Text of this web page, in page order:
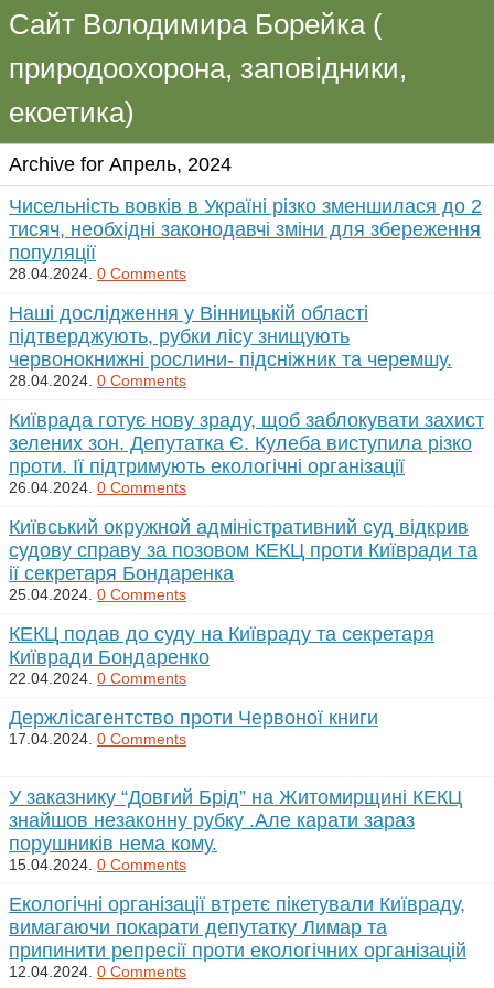
Сайт Володимира Борейка (
природоохорона, заповідники,
екоетика)
Archive for Апрель, 2024
Чисельність вовків в Україні різко зменшилася до 2
тисяч, необхідні законодавчі зміни для збереження
популяції
28.04.2024. 0 Comments
Наші дослідження у Вінницькій області
підтверджують, рубки лісу знищують
червонокнижні рослини- підсніжник та черемшу.
28.04.2024. 0 Comments
Київрада готує нову зраду, щоб заблокувати захист
зелених зон. Депутатка Є. Кулеба виступила різко
проти. Ії підтримують екологічні організації
26.04.2024. 0 Comments
Київський окружной адміністративний суд відкрив
судову справу за позовом КЕКЦ проти Київради та
ії секретаря Бондаренка
25.04.2024. 0 Comments
КЕКЦ подав до суду на Київраду та секретаря
Київради Бондаренко
22.04.2024. 0 Comments
Держлісагентство проти Червоної книги
17.04.2024. 0 Comments
У заказнику “Довгий Брід” на Житомирщині КЕКЦ
знайшов незаконну рубку .Але карати зараз
порушників нема кому.
15.04.2024. 0 Comments
Екологічні організації втретє пікетували Київраду,
вимагаючи покарати депутатку Лимар та
припинити репресії проти екологічних організацій
12.04.2024. 0 Comments